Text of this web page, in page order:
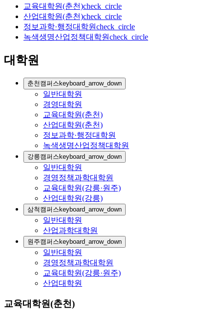
교육대학원(춘천)check_circle
산업대학원(춘천)check_circle
정보과학·행정대학원check_circle
녹색생명산업정책대학원check_circle
대학원
춘천캠퍼스keyboard_arrow_down
일반대학원
경영대학원
교육대학원(춘천)
산업대학원(춘천)
정보과학·행정대학원
녹색생명산업정책대학원
강릉캠퍼스keyboard_arrow_down
일반대학원
경영정책과학대학원
교육대학원(강릉·원주)
산업대학원(강릉)
삼척캠퍼스keyboard_arrow_down
일반대학원
산업과학대학원
원주캠퍼스keyboard_arrow_down
일반대학원
경영정책과학대학원
교육대학원(강릉·원주)
산업대학원
교육대학원(춘천)